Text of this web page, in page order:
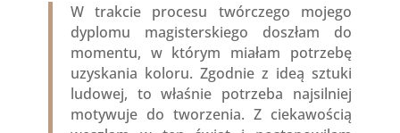
W trakcie procesu twórczego mojego
dyplomu magisterskiego doszłam do
momentu, w którym miałam potrzebę
uzyskania koloru. Zgodnie z ideą sztuki
ludowej, to właśnie potrzeba najsilniej
motywuje do tworzenia. Z ciekawością